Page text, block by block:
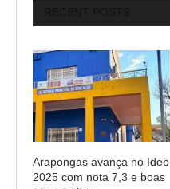
Arapongas avança no Ideb
2025 com nota 7,3 e boas